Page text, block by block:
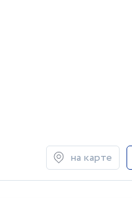
на карте